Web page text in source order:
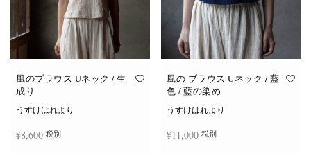
風のブラウス Uネック / 生
成り
うすけはれより
¥8,600 税別
風の ブラウス Uネック / 藍
色 / 藍の染め
うすけはれより
¥11,000 税別